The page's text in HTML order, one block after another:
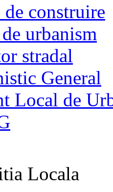
construire
urbanism
stradal
General
Local de
Locala